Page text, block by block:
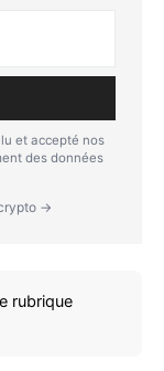
et accepté nos
des données
→
rubrique